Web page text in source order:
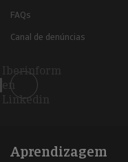
FAQs
Canal de denúncias
Iberinform
en
Linkedin
Aprendizagem